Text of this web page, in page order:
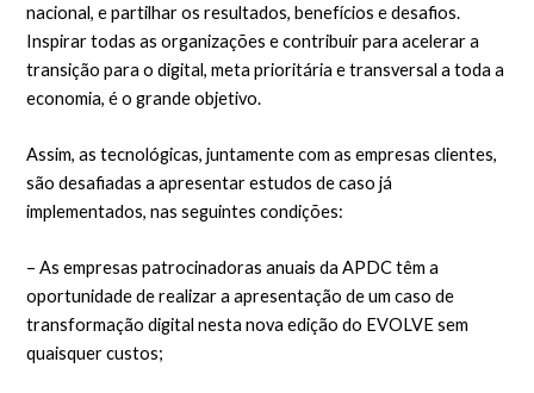
nacional, e partilhar os resultados, benefícios e desafios.
Inspirar todas as organizações e contribuir para acelerar a
transição para o digital, meta prioritária e transversal a toda a
economia, é o grande objetivo.
Assim, as tecnológicas, juntamente com as empresas clientes,
são desafiadas a apresentar estudos de caso já
implementados, nas seguintes condições:
– As empresas patrocinadoras anuais da APDC têm a
oportunidade de realizar a apresentação de um caso de
transformação digital nesta nova edição do EVOLVE sem
quaisquer custos;